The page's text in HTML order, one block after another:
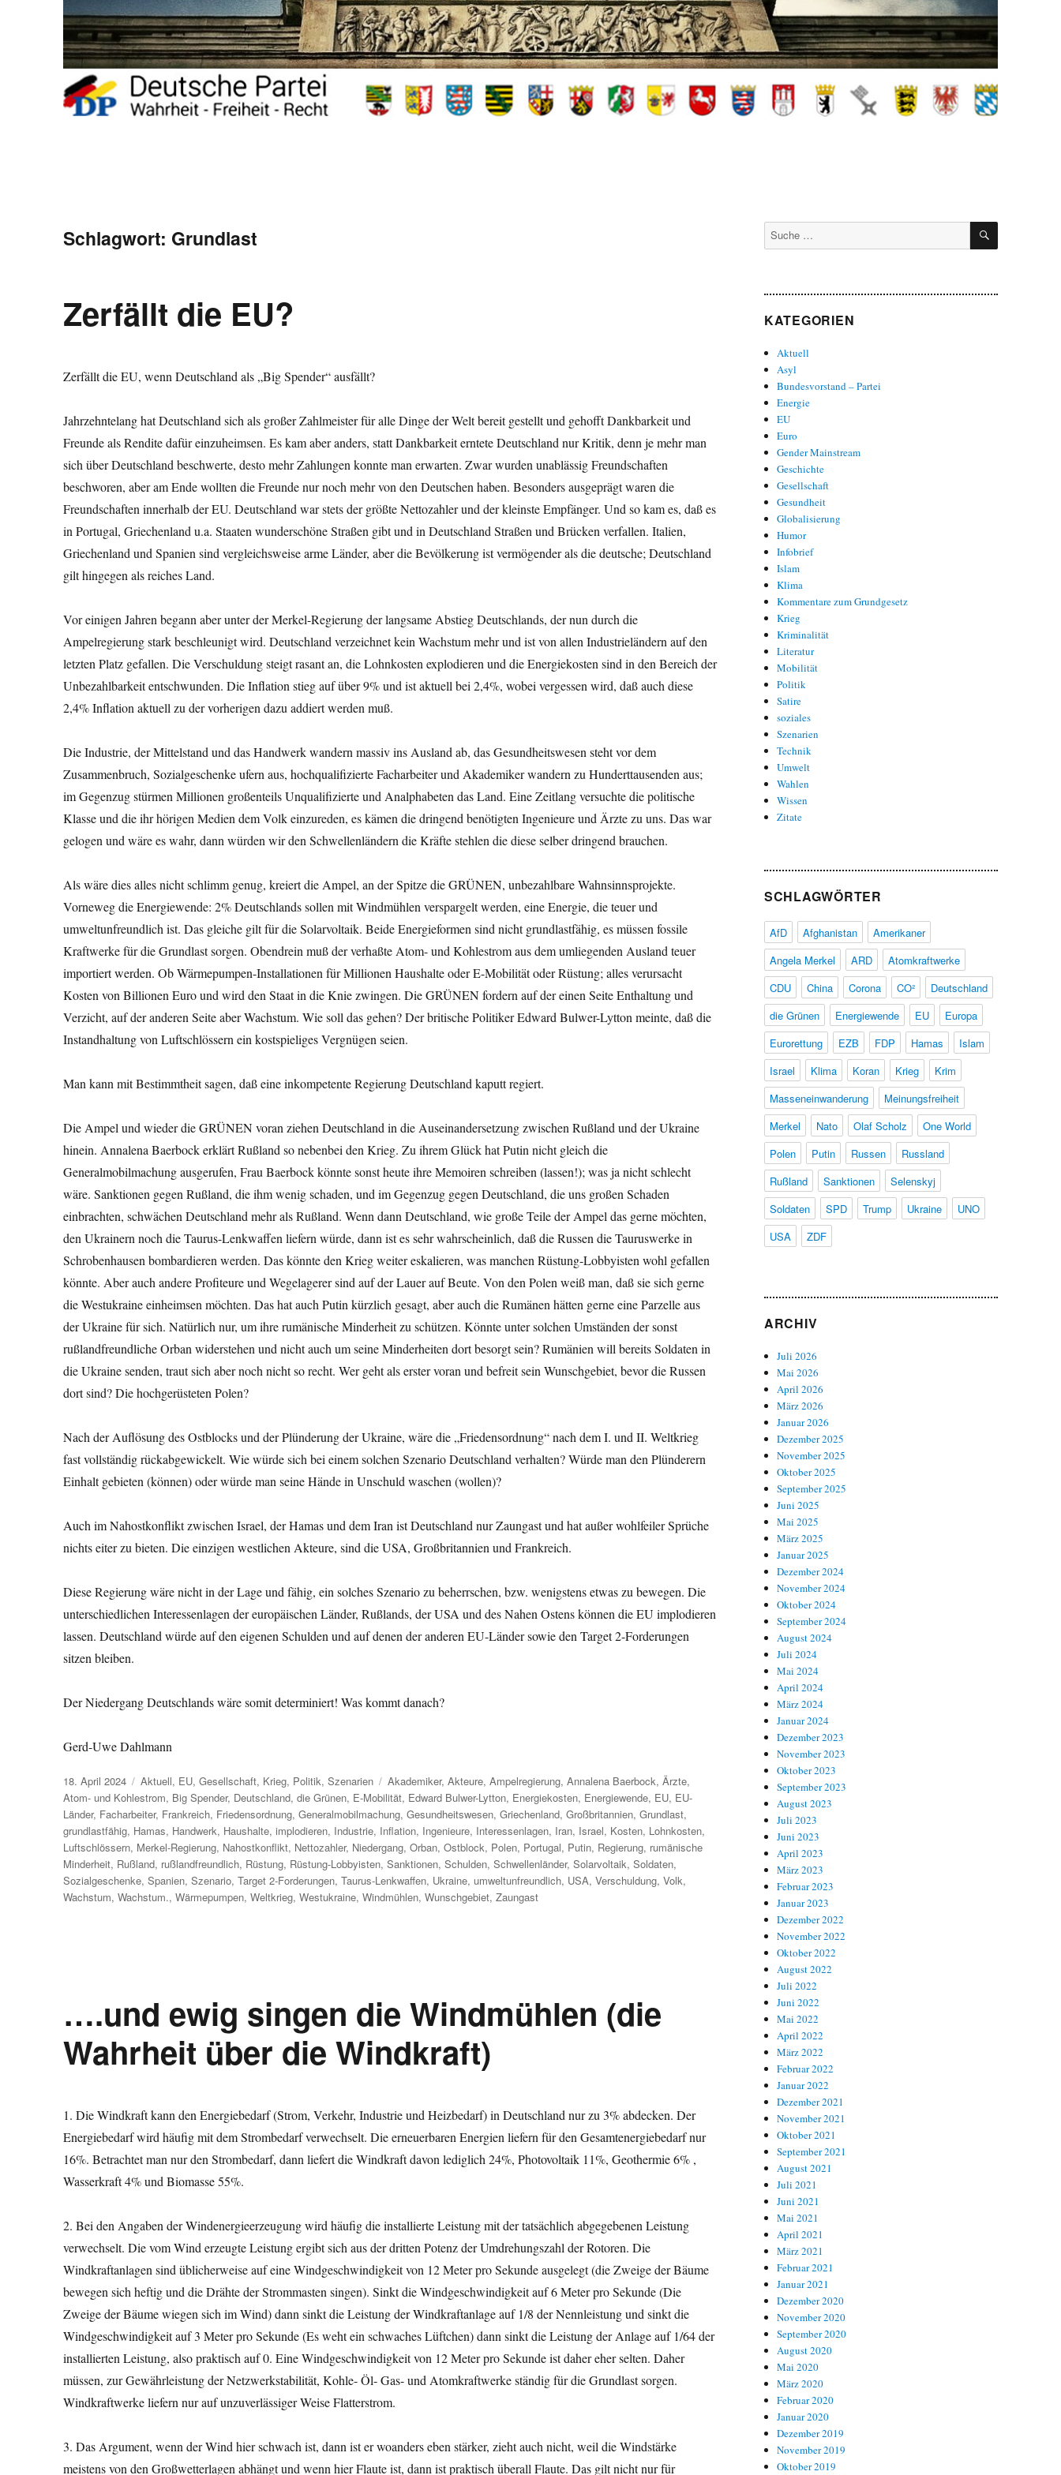
Schlagwort: Grundlast
Zerfällt die EU?
Zerfällt die EU, wenn Deutschland als „Big Spender“ ausfällt?
Jahrzehntelang hat Deutschland sich als großer Zahlmeister für alle Dinge der Welt bereit gestellt und gehofft Dankbarkeit und
Freunde als Rendite dafür einzuheimsen. Es kam aber anders, statt Dankbarkeit erntete Deutschland nur Kritik, denn je mehr man
sich über Deutschland beschwerte, desto mehr Zahlungen konnte man erwarten. Zwar wurden unablässig Freundschaften
beschworen, aber am Ende wollten die Freunde nur noch mehr von den Deutschen haben. Besonders ausgeprägt waren die
Freundschaften innerhalb der EU. Deutschland war stets der größte Nettozahler und der kleinste Empfänger. Und so kam es, daß es
in Portugal, Griechenland u.a. Staaten wunderschöne Straßen gibt und in Deutschland Straßen und Brücken verfallen. Italien,
Griechenland und Spanien sind vergleichsweise arme Länder, aber die Bevölkerung ist vermögender als die deutsche; Deutschland
gilt hingegen als reiches Land.
Vor einigen Jahren begann aber unter der Merkel-Regierung der langsame Abstieg Deutschlands, der nun durch die
Ampelregierung stark beschleunigt wird. Deutschland verzeichnet kein Wachstum mehr und ist von allen Industrieländern auf den
letzten Platz gefallen. Die Verschuldung steigt rasant an, die Lohnkosten explodieren und die Energiekosten sind in den Bereich der
Unbezahlbarkeit entschwunden. Die Inflation stieg auf über 9% und ist aktuell bei 2,4%, wobei vergessen wird, daß auch diese
2,4% Inflation aktuell zu der vorherigen dazu addiert werden muß.
Die Industrie, der Mittelstand und das Handwerk wandern massiv ins Ausland ab, das Gesundheitswesen steht vor dem
Zusammenbruch, Sozialgeschenke ufern aus, hochqualifizierte Facharbeiter und Akademiker wandern zu Hunderttausenden aus;
im Gegenzug stürmen Millionen großenteils Unqualifizierte und Analphabeten das Land. Eine Zeitlang versuchte die politische
Klasse und die ihr hörigen Medien dem Volk einzureden, es kämen die dringend benötigten Ingenieure und Ärzte zu uns. Das war
gelogen und wäre es wahr, dann würden wir den Schwellenländern die Kräfte stehlen die diese selber dringend brauchen.
Als wäre dies alles nicht schlimm genug, kreiert die Ampel, an der Spitze die GRÜNEN, unbezahlbare Wahnsinnsprojekte.
Vorneweg die Energiewende: 2% Deutschlands sollen mit Windmühlen verspargelt werden, eine Energie, die teuer und
umweltunfreundlich ist. Das gleiche gilt für die Solarvoltaik. Beide Energieformen sind nicht grundlastfähig, es müssen fossile
Kraftwerke für die Grundlast sorgen. Obendrein muß der verhaßte Atom- und Kohlestrom aus dem umliegenden Ausland teuer
importiert werden. Ob Wärmepumpen-Installationen für Millionen Haushalte oder E-Mobilität oder Rüstung; alles verursacht
Kosten von Billionen Euro und wird den Staat in die Knie zwingen. Die GRÜNEN fordern auf der einen Seite Enthaltung und
Verzicht, auf der anderen Seite aber Wachstum. Wie soll das gehen? Der britische Politiker Edward Bulwer-Lytton meinte, daß die
Instandhaltung von Luftschlössern ein kostspieliges Vergnügen seien.
Man kann mit Bestimmtheit sagen, daß eine inkompetente Regierung Deutschland kaputt regiert.
Die Ampel und wieder die GRÜNEN voran ziehen Deutschland in die Auseinandersetzung zwischen Rußland und der Ukraine
hinein. Annalena Baerbock erklärt Rußland so nebenbei den Krieg. Zu ihrem Glück hat Putin nicht gleich die
Generalmobilmachung ausgerufen, Frau Baerbock könnte sonst heute ihre Memoiren schreiben (lassen!); was ja nicht schlecht
wäre. Sanktionen gegen Rußland, die ihm wenig schaden, und im Gegenzug gegen Deutschland, die uns großen Schaden
einbrachten, schwächen Deutschland mehr als Rußland. Wenn dann Deutschland, wie große Teile der Ampel das gerne möchten,
den Ukrainern noch die Taurus-Lenkwaffen liefern würde, dann ist es sehr wahrscheinlich, daß die Russen die Tauruswerke in
Schrobenhausen bombardieren werden. Das könnte den Krieg weiter eskalieren, was manchen Rüstung-Lobbyisten wohl gefallen
könnte. Aber auch andere Profiteure und Wegelagerer sind auf der Lauer auf Beute. Von den Polen weiß man, daß sie sich gerne
die Westukraine einheimsen möchten. Das hat auch Putin kürzlich gesagt, aber auch die Rumänen hätten gerne eine Parzelle aus
der Ukraine für sich. Natürlich nur, um ihre rumänische Minderheit zu schützen. Könnte unter solchen Umständen der sonst
rußlandfreundliche Orban widerstehen und nicht auch um seine Minderheiten dort besorgt sein? Rumänien will bereits Soldaten in
die Ukraine senden, traut sich aber noch nicht so recht. Wer geht als erster voran und befreit sein Wunschgebiet, bevor die Russen
dort sind? Die hochgerüsteten Polen?
Nach der Auflösung des Ostblocks und der Plünderung der Ukraine, wäre die „Friedensordnung“ nach dem I. und II. Weltkrieg
fast vollständig rückabgewickelt. Wie würde sich bei einem solchen Szenario Deutschland verhalten? Würde man den Plünderern
Einhalt gebieten (können) oder würde man seine Hände in Unschuld waschen (wollen)?
Auch im Nahostkonflikt zwischen Israel, der Hamas und dem Iran ist Deutschland nur Zaungast und hat außer wohlfeiler Sprüche
nichts eiter zu bieten. Die einzigen westlichen Akteure, sind die USA, Großbritannien und Frankreich.
Diese Regierung wäre nicht in der Lage und fähig, ein solches Szenario zu beherrschen, bzw. wenigstens etwas zu bewegen. Die
unterschiedlichen Interessenlagen der europäischen Länder, Rußlands, der USA und des Nahen Ostens können die EU implodieren
lassen. Deutschland würde auf den eigenen Schulden und auf denen der anderen EU-Länder sowie den Target 2-Forderungen
sitzen bleiben.
Der Niedergang Deutschlands wäre somit determiniert! Was kommt danach?
Gerd-Uwe Dahlmann
Veröffentlicht
am
18. April 2024 Kategorien
Aktuell, EU,Gesellschaft, Krieg, Politik,Szenarien Schlagwörter
Akademiker,Akteure,Ampelregierung,Annalena Baerbock,Ärzte,
Atom- und Kohlestrom, Big Spender, Deutschland,die Grünen, E-Mobilität, Edward Bulwer-Lytton, Energiekosten, Energiewende, EU, EU-
Länder, Facharbeiter, Frankreich, Friedensordnung,Generalmobilmachung,Gesundheitswesen,Griechenland,Großbritannien,Grundlast,
grundlastfähig, Hamas, Handwerk, Haushalte,implodieren, Industrie, Inflation, Ingenieure, Interessenlagen, Iran, Israel, Kosten, Lohnkosten,
Luftschlössern, Merkel-Regierung, Nahostkonflikt, Nettozahler, Niedergang,Orban,Ostblock, Polen, Portugal, Putin, Regierung, rumänische
Minderheit, Rußland, rußlandfreundlich, Rüstung, Rüstung-Lobbyisten,Sanktionen,Schulden,Schwellenländer,Solarvoltaik,Soldaten,
Sozialgeschenke,Spanien,Szenario,Target 2-Forderungen,Taurus-Lenkwaffen, Ukraine, umweltunfreundlich, USA,Verschuldung,Volk,
Wachstum,Wachstum.,Wärmepumpen,Weltkrieg,Westukraine,Windmühlen,Wunschgebiet,Zaungast
….und ewig singen die Windmühlen (die
Wahrheit über die Windkraft)
1. Die Windkraft kann den Energiebedarf (Strom, Verkehr, Industrie und Heizbedarf) in Deutschland nur zu 3% abdecken. Der
Energiebedarf wird häufig mit dem Strombedarf verwechselt. Die erneuerbaren Energien liefern für den Gesamtenergiebedarf nur
16%. Betrachtet man nur den Strombedarf, dann liefert die Windkraft davon lediglich 24%, Photovoltaik 11%, Geothermie 6% ,
Wasserkraft 4% und Biomasse 55%.
2. Bei den Angaben der Windenergieerzeugung wird häufig die installierte Leistung mit der tatsächlich abgegebenen Leistung
verwechselt. Die vom Wind erzeugte Leistung ergibt sich aus der dritten Potenz der Umdrehungszahl der Rotoren. Die
Windkraftanlagen sind üblicherweise auf eine Windgeschwindigkeit von 12 Meter pro Sekunde ausgelegt (die Zweige der Bäume
bewegen sich heftig und die Drähte der Strommasten singen). Sinkt die Windgeschwindigkeit auf 6 Meter pro Sekunde (Die
Zweige der Bäume wiegen sich im Wind) dann sinkt die Leistung der Windkraftanlage auf 1/8 der Nennleistung und sinkt die
Windgeschwindigkeit auf 3 Meter pro Sekunde (Es weht ein schwaches Lüftchen) dann sinkt die Leistung der Anlage auf 1/64 der
installierten Leistung, also praktisch auf 0. Eine Windgeschwindigkeit von 12 Meter pro Sekunde ist daher eher selten. Daher
müssen, zur Gewährleistung der Netzwerkstabilität, Kohle- Öl- Gas- und Atomkraftwerke ständig für die Grundlast sorgen.
Windkraftwerke liefern nur auf unzuverlässiger Weise Flatterstrom.
3. Das Argument, wenn der Wind hier schwach ist, dann ist er woanders eben stärker, zieht auch nicht, weil die Windstärke
meistens von den Großwetterlagen abhängt und wenn hier Flaute ist, dann ist praktisch überall Flaute. Das gilt nicht nur für
Suche
nach:
SUCHEN
KATEGORIEN
Aktuell
Asyl
Bundesvorstand – Partei
Energie
EU
Euro
Gender Mainstream
Geschichte
Gesellschaft
Gesundheit
Globalisierung
Humor
Infobrief
Islam
Klima
Kommentare zum Grundgesetz
Krieg
Kriminalität
Literatur
Mobilität
Politik
Satire
soziales
Szenarien
Technik
Umwelt
Wahlen
Wissen
Zitate
SCHLAGWÖRTER
AfD Afghanistan
Amerikaner
Angela Merkel
ARD
Atomkraftwerke
CDU
China Corona CO²
Deutschland
die Grünen
Energiewende EU
Europa
Eurorettung
EZB FDP Hamas
Islam
Israel
Klima Koran Krieg
Krim
Masseneinwanderung
Meinungsfreiheit
Merkel
Nato Olaf Scholz
One World
Polen
Putin Russen
Russland
Rußland
Sanktionen
Selenskyj
Soldaten
SPD Trump Ukraine
UNO
USA
ZDF
ARCHIV
Juli 2026
Mai 2026
April 2026
März 2026
Januar 2026
Dezember 2025
November 2025
Oktober 2025
September 2025
Juni 2025
Mai 2025
März 2025
Januar 2025
Dezember 2024
November 2024
Oktober 2024
September 2024
August 2024
Juli 2024
Mai 2024
April 2024
März 2024
Januar 2024
Dezember 2023
November 2023
Oktober 2023
September 2023
August 2023
Juli 2023
Juni 2023
April 2023
März 2023
Februar 2023
Januar 2023
Dezember 2022
November 2022
Oktober 2022
August 2022
Juli 2022
Juni 2022
Mai 2022
April 2022
März 2022
Februar 2022
Januar 2022
Dezember 2021
November 2021
Oktober 2021
September 2021
August 2021
Juli 2021
Juni 2021
Mai 2021
April 2021
März 2021
Februar 2021
Januar 2021
Dezember 2020
November 2020
September 2020
August 2020
Mai 2020
März 2020
Februar 2020
Januar 2020
Dezember 2019
November 2019
Oktober 2019